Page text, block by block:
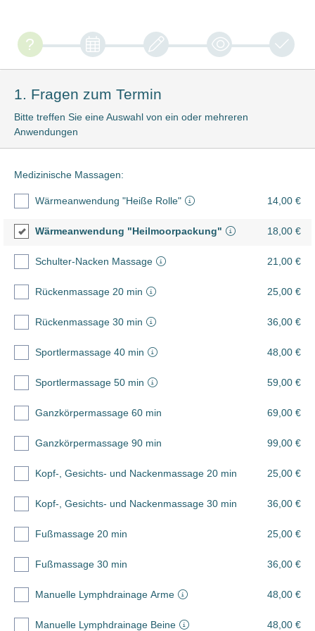
1. Fragen zum Termin
Bitte treffen Sie eine Auswahl von ein oder mehreren
Anwendungen
Medizinische Massagen:
Wärmeanwendung "Heiße Rolle" 14,00 €
Wärmeanwendung "Heilmoorpackung" 18,00 €
Schulter-Nacken Massage 21,00 €
Rückenmassage 20 min 25,00 €
Rückenmassage 30 min 36,00 €
Sportlermassage 40 min 48,00 €
Sportlermassage 50 min 59,00 €
Ganzkörpermassage 60 min 69,00 €
Ganzkörpermassage 90 min 99,00 €
Kopf-, Gesichts- und Nackenmassage 20 min 25,00 €
Kopf-, Gesichts- und Nackenmassage 30 min 36,00 €
Fußmassage 20 min 25,00 €
Fußmassage 30 min 36,00 €
Manuelle Lymphdrainage Arme 48,00 €
Manuelle Lymphdrainage Beine 48,00 €